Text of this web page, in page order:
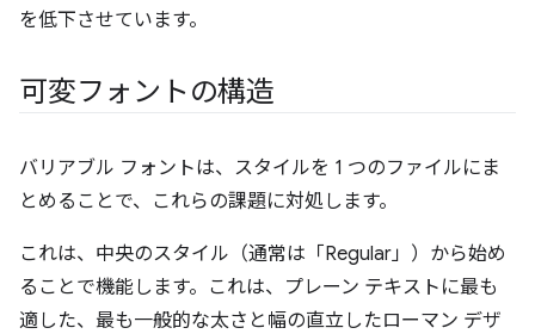
を低下させています。
可変フォントの構造
バリアブル フォントは、スタイルを 1 つのファイルにま
とめることで、これらの課題に対処します。
これは、中央のスタイル（通常は「Regular」）から始め
ることで機能します。これは、プレーン テキストに最も
適した、最も一般的な太さと幅の直立したローマン デザ